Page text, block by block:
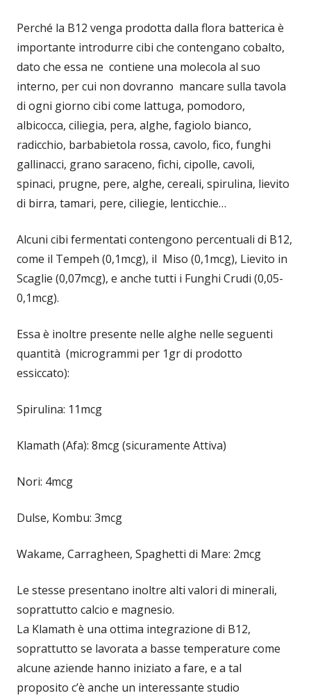
Perché la B12 venga prodotta dalla flora batterica è
importante introdurre cibi che contengano cobalto,
dato che essa ne contiene una molecola al suo
interno, per cui non dovranno mancare sulla tavola
di ogni giorno cibi come lattuga, pomodoro,
albicocca, ciliegia, pera, alghe, fagiolo bianco,
radicchio, barbabietola rossa, cavolo, fico, funghi
gallinacci, grano saraceno, fichi, cipolle, cavoli,
spinaci, prugne, pere, alghe, cereali, spirulina, lievito
di birra, tamari, pere, ciliegie, lenticchie…
Alcuni cibi fermentati contengono percentuali di B12,
come il Tempeh (0,1mcg), il Miso (0,1mcg), Lievito in
Scaglie (0,07mcg), e anche tutti i Funghi Crudi (0,05-
0,1mcg).
Essa è inoltre presente nelle alghe nelle seguenti
quantità (microgrammi per 1gr di prodotto
essiccato):
Spirulina: 11mcg
Klamath (Afa): 8mcg (sicuramente Attiva)
Nori: 4mcg
Dulse, Kombu: 3mcg
Wakame, Carragheen, Spaghetti di Mare: 2mcg
Le stesse presentano inoltre alti valori di minerali,
soprattutto calcio e magnesio.
La Klamath è una ottima integrazione di B12,
soprattutto se lavorata a basse temperature come
alcune aziende hanno iniziato a fare, e a tal
proposito c’è anche un interessante studio